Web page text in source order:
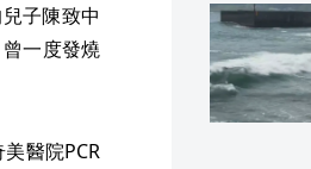
子陳致中
一度發燒
醫院PCR